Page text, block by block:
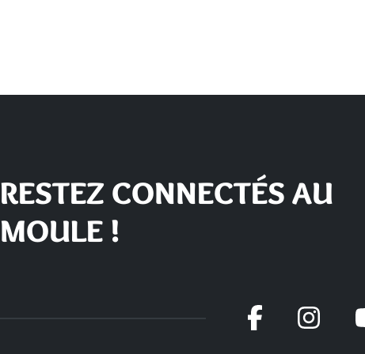
RESTEZ CONNECTÉS AU
MOULE !